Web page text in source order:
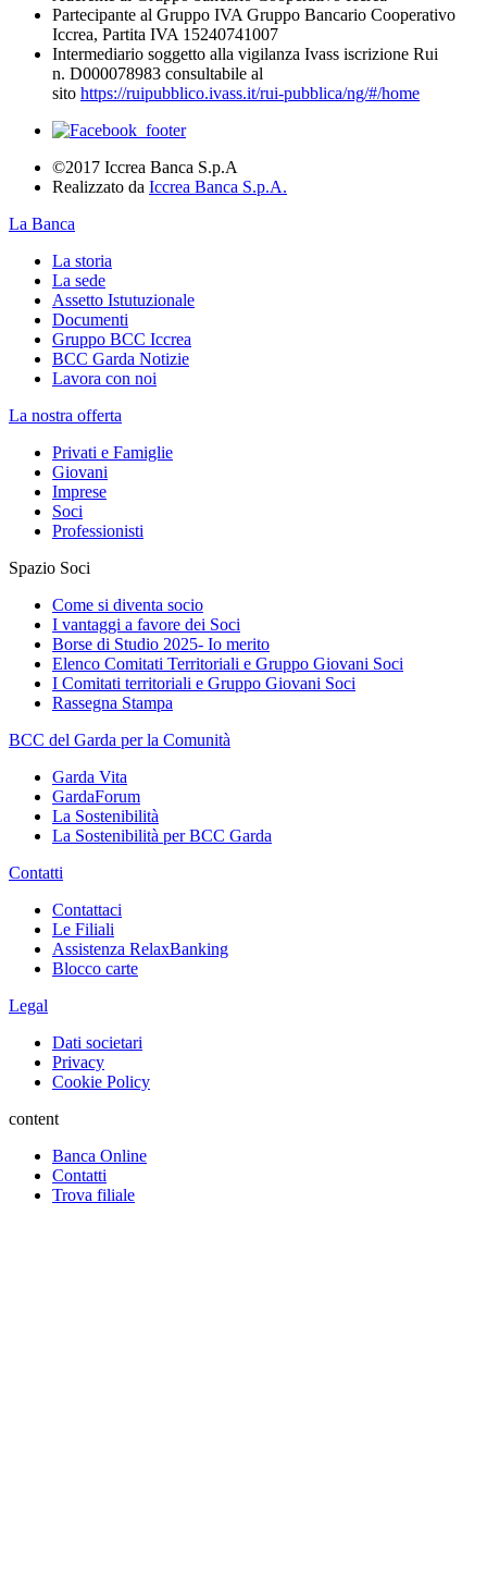
Partecipante al Gruppo IVA Gruppo Bancario Cooperativo
Iccrea, Partita IVA 15240741007
Intermediario soggetto alla vigilanza Ivass iscrizione Rui
n. D000078983 consultabile al
sito https://ruipubblico.ivass.it/rui-pubblica/ng/#/home
©2017 Iccrea Banca S.p.A
Realizzato da Iccrea Banca S.p.A.
La Banca
La storia
La sede
Assetto Istutuzionale
Documenti
Gruppo BCC Iccrea
BCC Garda Notizie
Lavora con noi
La nostra offerta
Privati e Famiglie
Giovani
Imprese
Soci
Professionisti
Spazio Soci
Come si diventa socio
I vantaggi a favore dei Soci
Borse di Studio 2025- Io merito
Elenco Comitati Territoriali e Gruppo Giovani Soci
I Comitati territoriali e Gruppo Giovani Soci
Rassegna Stampa
BCC del Garda per la Comunità
Garda Vita
GardaForum
La Sostenibilità
La Sostenibilità per BCC Garda
Contatti
Contattaci
Le Filiali
Assistenza RelaxBanking
Blocco carte
Legal
Dati societari
Privacy
Cookie Policy
content
Banca Online
Contatti
Trova filiale